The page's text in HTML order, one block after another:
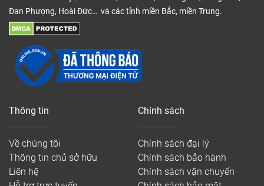
Đan Phượng, Hoài Đức… và các tỉnh miền Bắc, miền Trung.
Thông tin
Về chúng tôi
Thông tin chủ sở hữu
Liên hệ
Chính sách
Chính sách đại lý
Chính sách bảo hành
Chính sách vận chuyển